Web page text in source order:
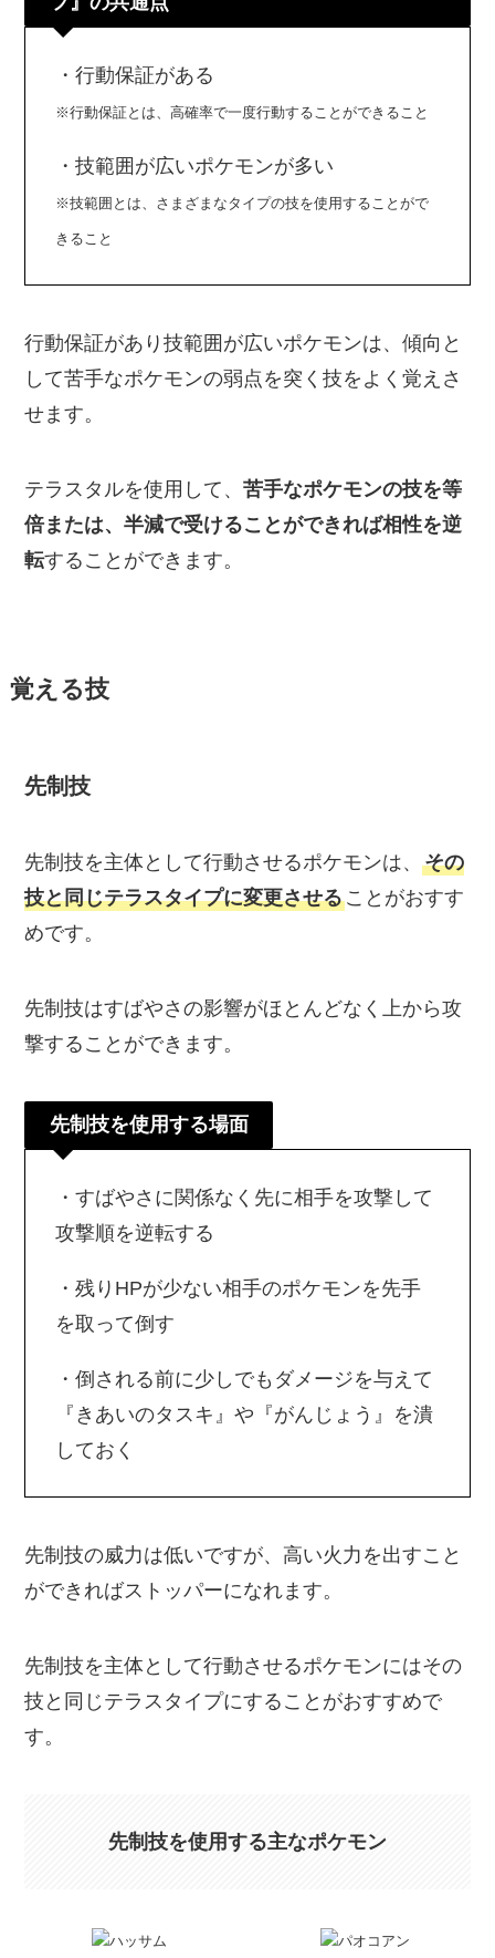
・行動保証がある
※行動保証とは、高確率で一度行動することができること
・技範囲が広いポケモンが多い
※技範囲とは、さまざまなタイプの技を使用することがで
きること
行動保証があり技範囲が広いポケモンは、傾向と
して苦手なポケモンの弱点を突く技をよく覚えさ
せます。
テラスタルを使用して、苦手なポケモンの技を等
倍または、半減で受けることができれば相性を逆
転することができます。
覚える技
先制技
先制技を主体として行動させるポケモンは、その
技と同じテラスタイプに変更させることがおすす
めです。
先制技はすばやさの影響がほとんどなく上から攻
撃することができます。
先制技を使用する場面
・すばやさに関係なく先に相手を攻撃して
攻撃順を逆転する
・残りHPが少ない相手のポケモンを先手
を取って倒す
・倒される前に少しでもダメージを与えて
『きあいのタスキ』や『がんじょう』を潰
しておく
先制技の威力は低いですが、高い火力を出すこと
ができればストッパーになれます。
先制技を主体として行動させるポケモンにはその
技と同じテラスタイプにすることがおすすめで
す。
先制技を使用する主なポケモン